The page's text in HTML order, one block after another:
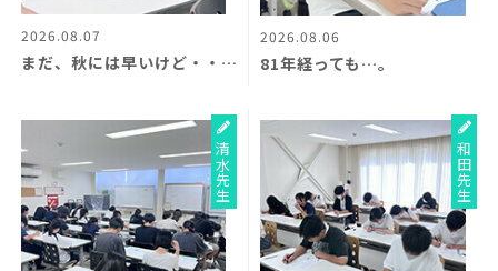
2026.08.07
まだ、秋には早いけど・・・？
2026.08.06
81年経っても…。
清水先生 和田先生